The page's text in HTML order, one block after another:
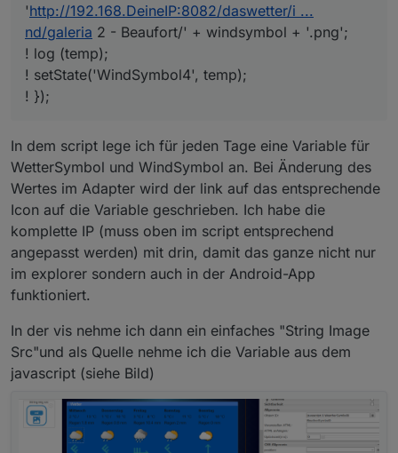
'http://192.168.DeineIP:8082/daswetter/i ...
nd/galeria 2 - Beaufort/' + windsymbol + '.png';
! log (temp);
! setState('WindSymbol4', temp);
! });
In dem script lege ich für jeden Tage eine Variable für
WetterSymbol und WindSymbol an. Bei Änderung des
Wertes im Adapter wird der link auf das entsprechende
Icon auf die Variable geschrieben. Ich habe die
komplette IP (muss oben im script entsprechend
angepasst werden) mit drin, damit das ganze nicht nur
im explorer sondern auch in der Android-App
funktioniert.
In der vis nehme ich dann ein einfaches "String Image
Src"und als Quelle nehme ich die Variable aus dem
javascript (siehe Bild)